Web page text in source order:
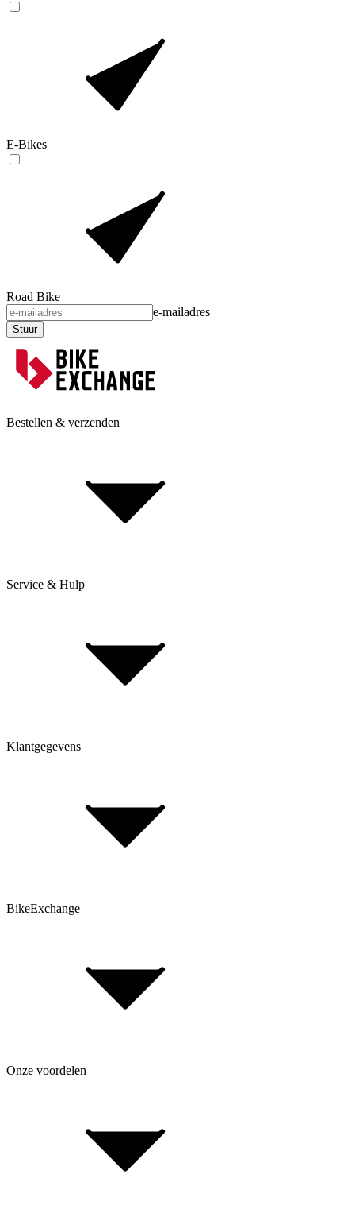
E-Bikes
Road Bike
e-mailadres
Stuur
Bestellen & verzenden
Levering & verzending
Service & Hulp
Bepaal framehoogte
Klant account
Klantgegevens
Algemene voorwaarden
Cookie-instellingen
BikeExchange
Over BikeExchange
Voor retailers & merken: B2B Informatie
Onze voordelen